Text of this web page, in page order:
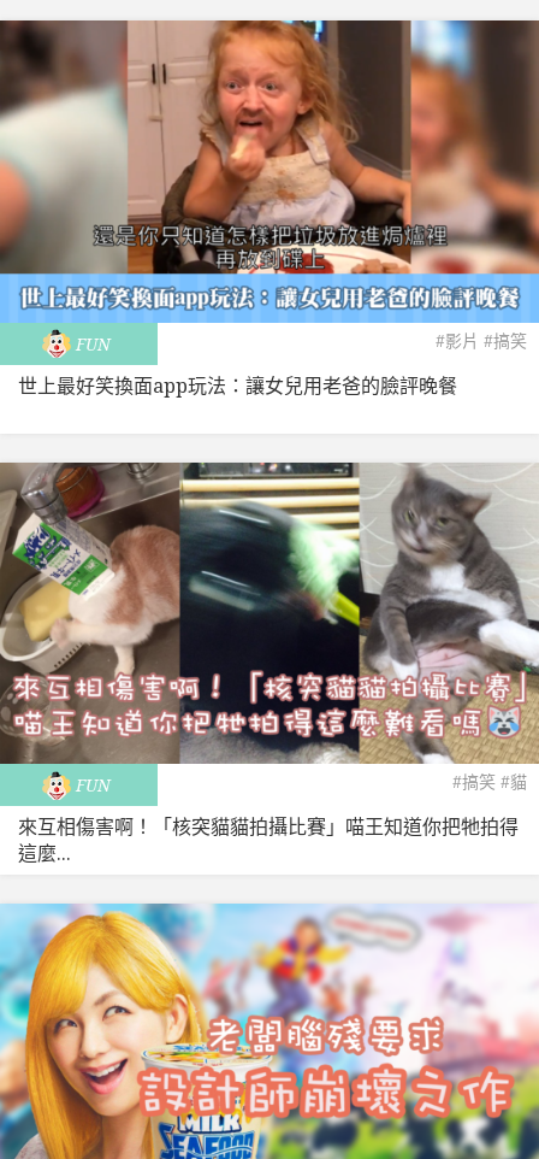
FUN #影片 #搞笑
世上最好笑換面app玩法：讓女兒用老爸的臉評晚餐
FUN #搞笑 #貓
來互相傷害啊！「核突貓貓拍攝比賽」喵王知道你把牠拍得
這麼...